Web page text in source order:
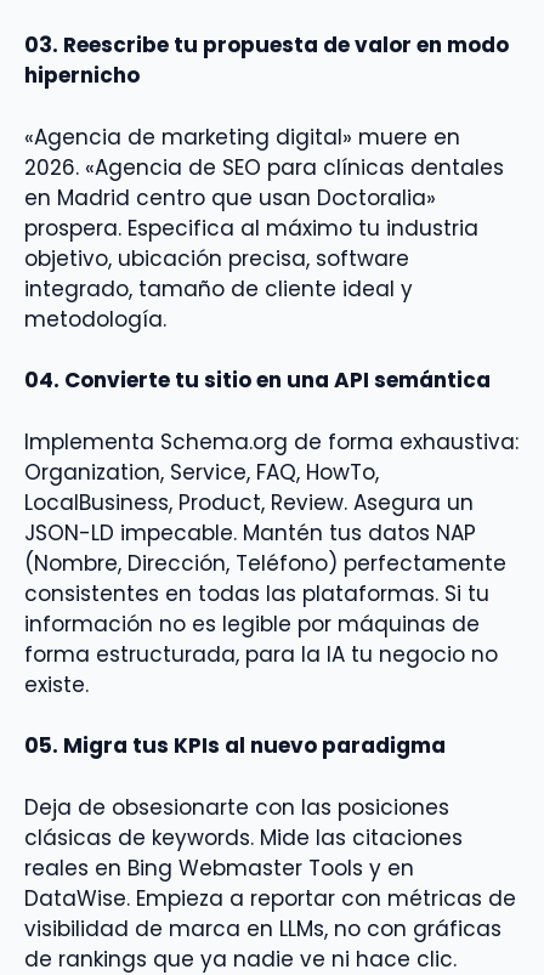
03. Reescribe tu propuesta de valor en modo
hipernicho
«Agencia de marketing digital» muere en
2026. «Agencia de SEO para clínicas dentales
en Madrid centro que usan Doctoralia»
prospera. Especifica al máximo tu industria
objetivo, ubicación precisa, software
integrado, tamaño de cliente ideal y
metodología.
04. Convierte tu sitio en una API semántica
Implementa Schema.org de forma exhaustiva:
Organization, Service, FAQ, HowTo,
LocalBusiness, Product, Review. Asegura un
JSON-LD impecable. Mantén tus datos NAP
(Nombre, Dirección, Teléfono) perfectamente
consistentes en todas las plataformas. Si tu
información no es legible por máquinas de
forma estructurada, para la IA tu negocio no
existe.
05. Migra tus KPIs al nuevo paradigma
Deja de obsesionarte con las posiciones
clásicas de keywords. Mide las citaciones
reales en Bing Webmaster Tools y en
DataWise. Empieza a reportar con métricas de
visibilidad de marca en LLMs, no con gráficas
de rankings que ya nadie ve ni hace clic.